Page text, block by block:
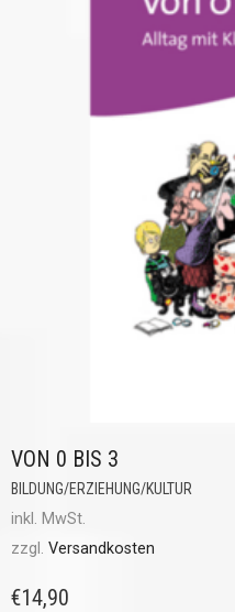
VON 0 BIS 3
BILDUNG/ERZIEHUNG/KULTUR
inkl. MwSt.
zzgl. Versandkosten
€14,90